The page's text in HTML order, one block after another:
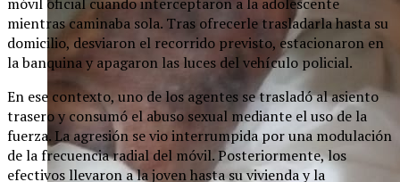
mientras caminaba sola. Tras ofrecerle trasladarla hasta su
domicilio, desviaron el recorrido previsto, estacionaron en
la banquina y apagaron las luces del vehículo policial.
En ese contexto, uno de los agentes se trasladó al asiento
trasero y consumó el abuso sexual mediante el uso de la
fuerza. La agresión se vio interrumpida por una modulación
de la frecuencia radial del móvil. Posteriormente, los
efectivos llevaron a la joven hasta su vivienda y la